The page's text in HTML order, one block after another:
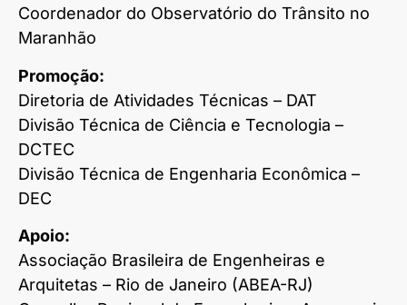
Coordenador do Observatório do Trânsito no
Maranhão
Promoção:
Diretoria de Atividades Técnicas – DAT
Divisão Técnica de Ciência e Tecnologia –
DCTEC
Divisão Técnica de Engenharia Econômica –
DEC
Apoio:
Associação Brasileira de Engenheiras e
Arquitetas – Rio de Janeiro (ABEA-RJ)